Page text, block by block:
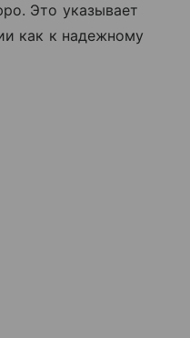
Это указывает
как к надежному